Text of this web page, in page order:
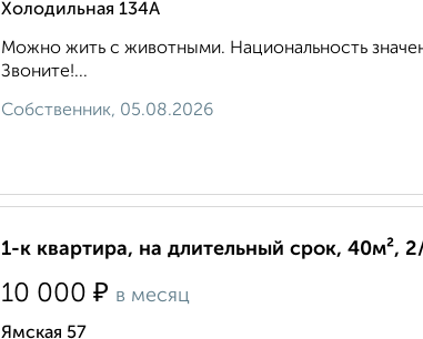
Холодильная 134А
Можно жить с животными. Национальность
Звоните!...
Собственник, 05.08.2026
1-к квартира, на длительный срок, 40м²,
10 000 ₽ в месяц
Ямская 57